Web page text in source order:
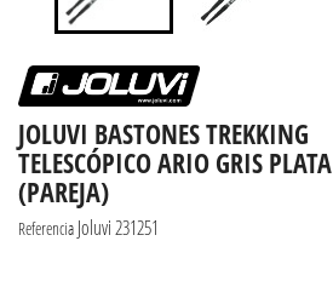
JOLUVI BASTONES TREKKING
TELESCÓPICO ARIO GRIS PLATA
(PAREJA)
Referencia Joluvi 231251